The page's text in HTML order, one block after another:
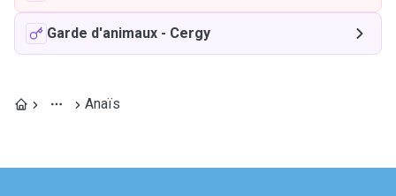
Garde d'animaux - Cergy
Anaïs